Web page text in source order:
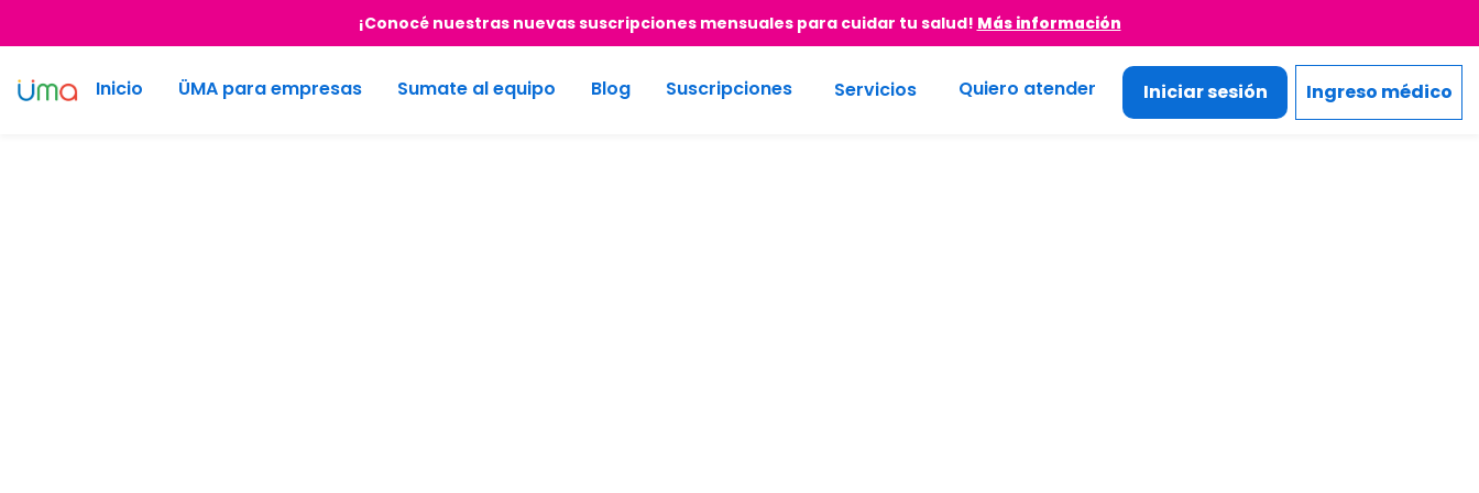
¡Conocé nuestras nuevas suscripciones mensuales para cuidar tu salud! Más información
Inicio ÜMA para empresas Sumate al equipo Blog Suscripciones Servicios Quiero atender Iniciar sesión Ingreso médico